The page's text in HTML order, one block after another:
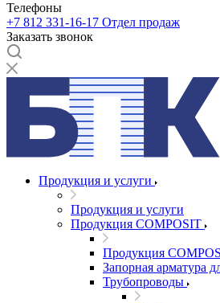
Телефоны
+7 812 331-16-17 Отдел продаж
Заказать звонок
Продукция и услуги
Продукция и услуги
Продукция COMPOSIT
Продукция
Запорная арматура
Трубопроводы